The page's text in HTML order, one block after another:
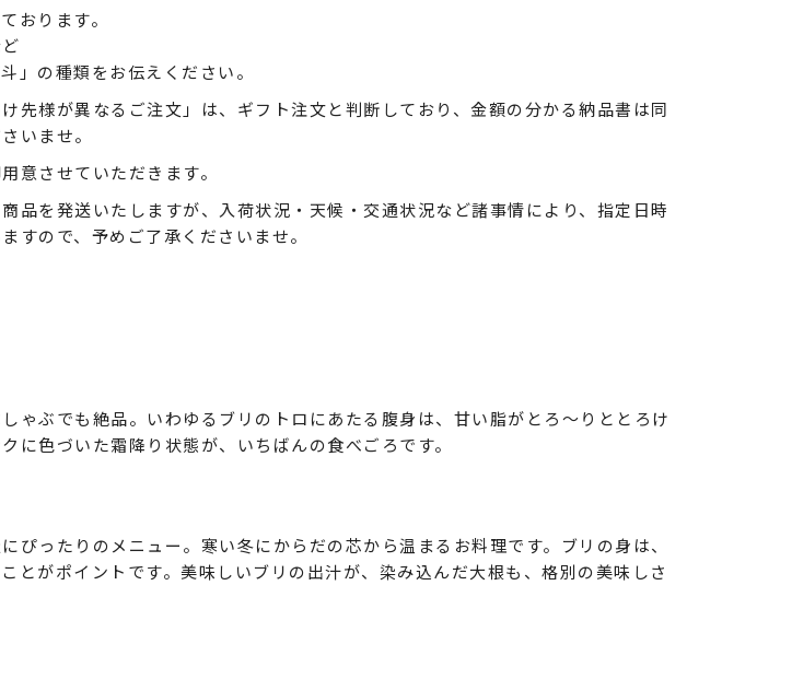
おります。
」の種類をお伝えください。
先様が異なるご注文」は、ギフト注文と判断しており、金額の分かる納品書は同
いませ。
意させていただきます。
品を発送いたしますが、入荷状況・天候・交通状況など諸事情により、指定日時
すので、予めご了承くださいませ。
ゃぶでも絶品。いわゆるブリのトロにあたる腹身は、甘い脂がとろ〜りととろけ
に色づいた霜降り状態が、いちばんの食べごろです。
ぴったりのメニュー。寒い冬にからだの芯から温まるお料理です。ブリの身は、
とがポイントです。美味しいブリの出汁が、染み込んだ大根も、格別の美味しさ